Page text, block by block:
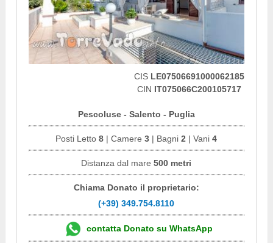
CIS LE07506691000062185
CIN IT075066C200105717
Pescoluse - Salento - Puglia
Posti Letto8 | Camere3 | Bagni2 | Vani4
Distanza dal mare500 metri
Chiama Donato il proprietario:
(+39) 349.754.8110
contatta Donato su WhatsApp